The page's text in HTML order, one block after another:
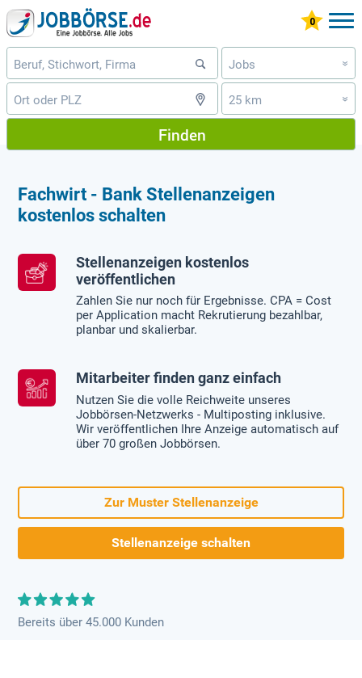
Jobs »
25 km »
Finden
Fachwirt - Bank Stellenanzeigen
kostenlos schalten
Stellenanzeigen kostenlos
veröffentlichen
Zahlen Sie nur noch für Ergebnisse. CPA = Cost
per Application macht Rekrutierung bezahlbar,
planbar und skalierbar.
Mitarbeiter finden ganz einfach
Nutzen Sie die volle Reichweite unseres
Jobbörsen-Netzwerks - Multiposting inklusive.
Wir veröffentlichen Ihre Anzeige automatisch auf
über 70 großen Jobbörsen.
Zur Muster Stellenanzeige
Stellenanzeige schalten
Bereits über 45.000 Kunden